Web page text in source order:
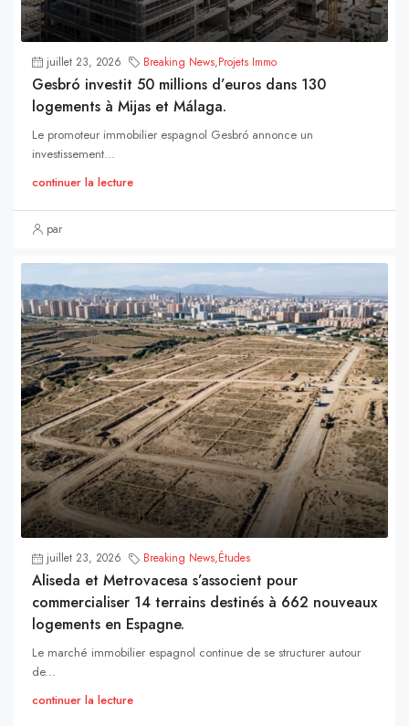
juillet 23, 2026 Breaking News,Projets Immo
Gesbró investit 50 millions d’euros dans 130
logements à Mijas et Málaga.
Le promoteur immobilier espagnol Gesbró annonce un
investissement...
continuer la lecture
par
juillet 23, 2026 Breaking News,Études
Aliseda et Metrovacesa s’associent pour
commercialiser 14 terrains destinés à 662 nouveaux
logements en Espagne.
Le marché immobilier espagnol continue de se structurer autour
de...
continuer la lecture